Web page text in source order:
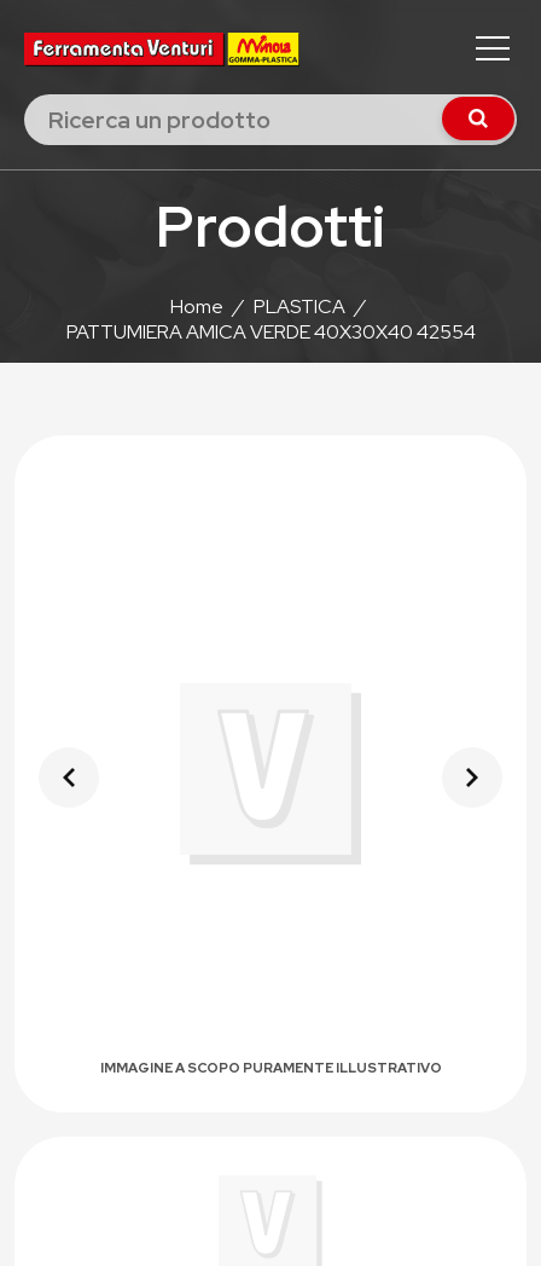
Prodotti
Home / PLASTICA /
PATTUMIERA AMICA VERDE 40X30X40 42554
IMMAGINE A SCOPO PURAMENTE ILLUSTRATIVO